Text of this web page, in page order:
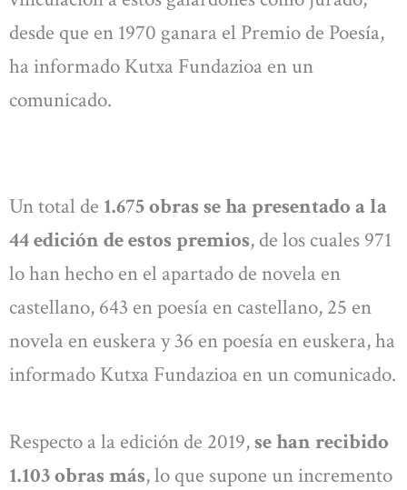
desde que en 1970 ganara el Premio de Poesía,
ha informado Kutxa Fundazioa en un
comunicado.
Un total de 1.675 obras se ha presentado a la
44 edición de estos premios, de los cuales 971
lo han hecho en el apartado de novela en
castellano, 643 en poesía en castellano, 25 en
novela en euskera y 36 en poesía en euskera, ha
informado Kutxa Fundazioa en un comunicado.
Respecto a la edición de 2019,se han recibido
1.103 obras más, lo que supone un incremento